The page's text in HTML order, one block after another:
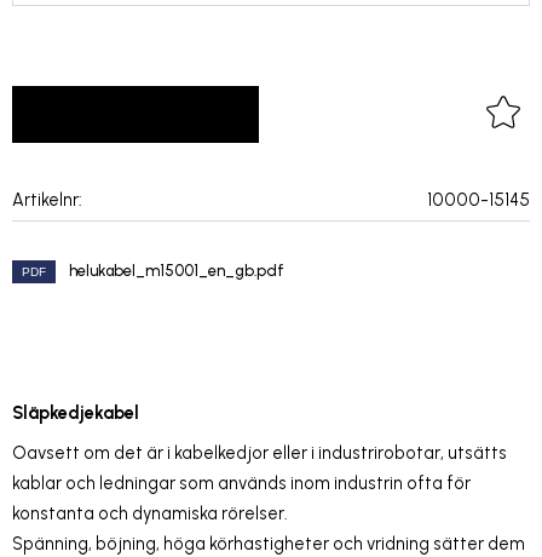
Artikelnr 10000-15145
helukabel_m15001_en_gb.pdf
Släpkedjekabel
Oavsett om det är i kabelkedjor eller i industrirobotar, utsätts
kablar och ledningar som används inom industrin ofta för
konstanta och dynamiska rörelser.
Spänning, böjning, höga körhastigheter och vridning sätter dem